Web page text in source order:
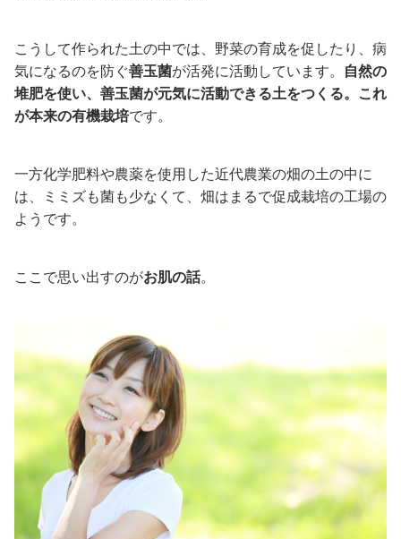
こうして作られた土の中では、野菜の育成を促したり、病
気になるのを防ぐ善玉菌が活発に活動しています。 自然の
堆肥を使い、善玉菌が元気に活動できる土をつくる。これ
が本来の有機栽培です。
一方化学肥料や農薬を使用した近代農業の畑の土の中に
は、ミミズも菌も少なくて、畑はまるで促成栽培の工場の
ようです。
ここで思い出すのがお肌の話。